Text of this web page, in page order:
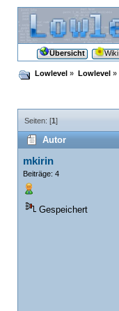
Übersicht Wiki
Lowlevel » Lowlevel »
Seiten: [1]
Autor
mkirin
Beiträge: 4
Gespeichert